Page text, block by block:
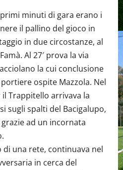
primi minuti di gara erano i
il pallino del gioco in
in due circostanze, al
Al 27′ prova la via
la cui conclusione
ospite Mazzola. Nel
Trappitello arrivava la
sugli spalti del Bacigalupo,
ad un incornata
una rete, continuava nel
in cerca del